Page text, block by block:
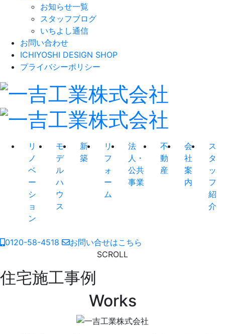
お知らせ一覧
スタッフブログ
いちよし通信
お問い合わせ
ICHIYOSHI DESIGN SHOP
プライバシーポリシー
リ
ノ
ベ
ー
シ
ョ
ン
モ
デ
ル
ハ
ウ
ス
新
築
リ
フ
ォ
ー
ム
法
人・
公共
事業
不
動
産
会
社
案
内
ス
タ
ッ
フ
紹
介
0120-58-4518
お問い合せはこちら
SCROLL
住宅施工事例
Works